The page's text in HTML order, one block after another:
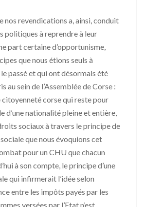
nos revendications a, ainsi, conduit
politiques à reprendre à leur
part certaine d’opportunisme,
que nous étions seuls à
passé et qui ont désormais été
au sein de l’Assemblée de Corse :
citoyenneté corse qui reste pour
d’une nationalité pleine et entière,
sociaux à travers le principe de
que nous évoquions cet
pour un CHU que chacun
à son compte, le principe d’une
qui infirmerait l’idée selon
entre les impôts payés par les
versées par l’Etat n’est